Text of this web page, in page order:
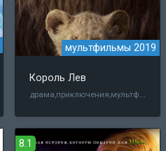
мультфильмы 2019
Король Лев
драма,приключения,мультфильм,семейный,мюзикл
8.1